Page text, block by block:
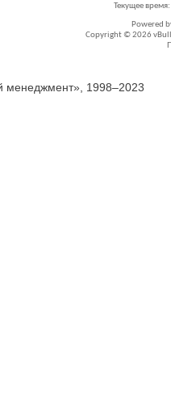
Текущее время:
Powered
Copyright © 2026
менеджмент», 1998–2023